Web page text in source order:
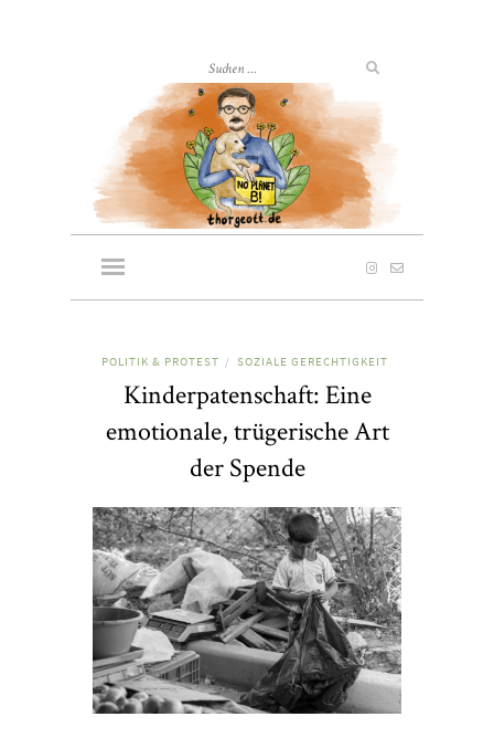
POLITIK & PROTEST / SOZIALE GERECHTIGKEIT
Kinderpatenschaft: Eine
emotionale, trügerische Art
der Spende